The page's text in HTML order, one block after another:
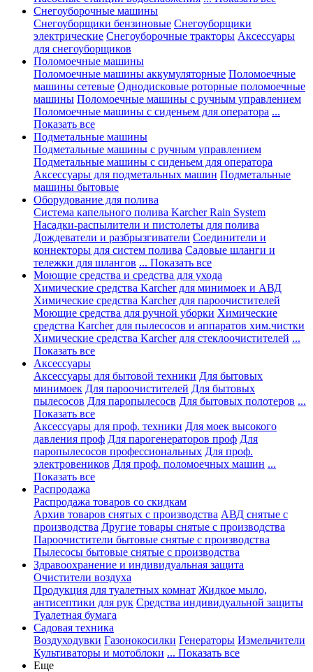
Снегоуборочные машины
Снегоуборщики бензиновые Снегоуборщики
электрические Снегоуборочные тракторы Аксессуары
для снегоуборщиков
Поломоечные машины
Поломоечные машины аккумуляторные Поломоечные
машины сетевые Однодисковые роторные поломоечные
машины Поломоечные машины с ручным управлением
Поломоечные машины с сиденьем для оператора ...
Показать все
Подметальные машины
Подметальные машины с ручным управлением
Подметальные машины с сиденьем для оператора
Аксессуары для подметальных машин Подметальные
машины бытовые
Оборудование для полива
Система капельного полива Karcher Rain System
Насадки-распылители и пистолеты для полива
Дождеватели и разбрызгиватели Соединители и
коннекторы для систем полива Садовые шланги и
тележки для шлангов ... Показать все
Моющие средства и средства для ухода
Химические средства Karcher для минимоек и АВД
Химические средства Karcher для пароочистителей
Моющие средства для ручной уборки Химические
средства Karcher для пылесосов и аппаратов хим.чистки
Химические средства Karcher для стеклоочистителей ...
Показать все
Аксессуары
Аксессуары для бытовой техники Для бытовых
минимоек Для пароочистителей Для бытовых
пылесосов Для паропылесосв Для бытовых полотеров ...
Показать все
Аксессуары для проф. техники Для моек высокого
давления проф Для парогенераторов проф Для
паропылесосов профессиональных Для проф.
электровеников Для проф. поломоечных машин ...
Показать все
Распродажа
Распродажа товаров со скидкам
Архив товаров снятых с производства АВД снятые с
производства Другие товары снятые с производства
Пароочистители бытовые снятые с производства
Пылесосы бытовые снятые с производства
Здравоохранение и индивидуальная защита
Очистители воздуха
Продукция для туалетных комнат Жидкое мыло,
антисептики для рук Средства индивидуальной защиты
Туалетная бумага
Садовая техника
Воздуходувки Газонокосилки Генераторы Измельчители
Культиваторы и мотоблоки ... Показать все
Еще